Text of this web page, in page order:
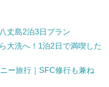
丈島2泊3日プラン
大洗へ！1泊2日で満喫した
ー旅行｜SFC修行も兼ね